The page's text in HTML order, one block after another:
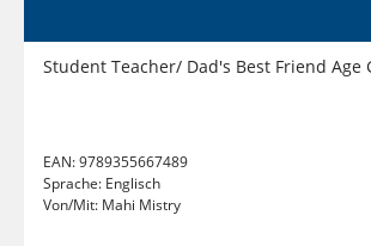
Student Teacher/ Dad's Best Friend Age
EAN:9789355667489
Sprache: Englisch
Von/Mit: Mahi Mistry